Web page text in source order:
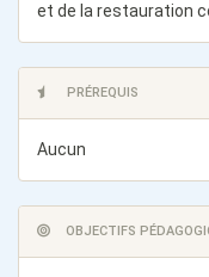
et de la restauration
PRÉREQUIS
Aucun
OBJECTIFS